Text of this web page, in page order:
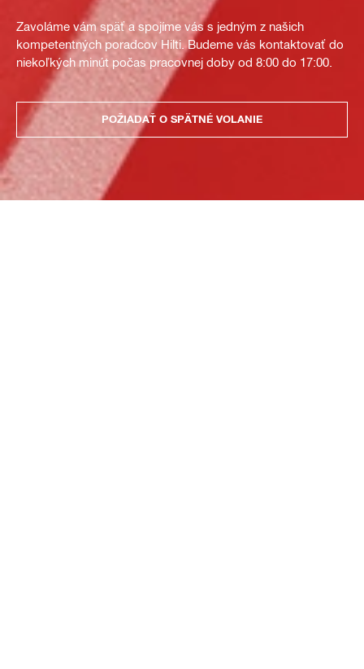
Zavoláme vám späť a spojíme vás s jedným z našich
kompetentných poradcov Hilti. Budeme vás kontaktovať do
niekoľkých minút počas pracovnej doby od 8:00 do 17:00.
POŽIADAŤ O SPÄTNÉ VOLANIE